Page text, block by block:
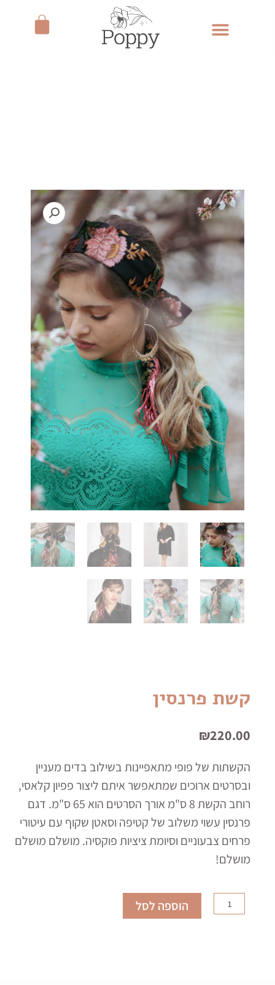
עגלת
קשת פרנסין
₪220.00
הקשתות של פופי מתאפיינות בשילוב בדים מעניין
ובסרטים ארוכים שמתאפשר איתם ליצור פפיון קלאסי,
רוחב הקשת 8 ס"מ אורך הסרטים הוא 65 ס"מ. דגם
פרנסין עשוי משלוב של קטיפה וסאטן שקוף עם עיטורי
פרחים צבעוניים וסיומת ציציות פוקסיה. מושלם מושלם
מושלם!
כמות
הוספה לסל